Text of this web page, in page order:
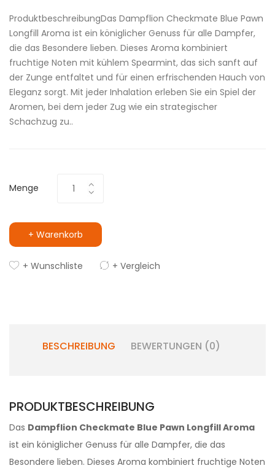
ProduktbeschreibungDas Dampflion Checkmate Blue Pawn
Longfill Aroma ist ein königlicher Genuss für alle Dampfer,
die das Besondere lieben. Dieses Aroma kombiniert
fruchtige Noten mit kühlem Spearmint, das sich sanft auf
der Zunge entfaltet und für einen erfrischenden Hauch von
Eleganz sorgt. Mit jeder Inhalation erleben Sie ein Spiel der
Aromen, bei dem jeder Zug wie ein strategischer
Schachzug zu..
Menge
+ Warenkorb
+ Wunschliste + Vergleich
BESCHREIBUNG BEWERTUNGEN (0)
PRODUKTBESCHREIBUNG
Das Dampflion Checkmate Blue Pawn Longfill Aroma
ist ein königlicher Genuss für alle Dampfer, die das
Besondere lieben. Dieses Aroma kombiniert fruchtige Noten